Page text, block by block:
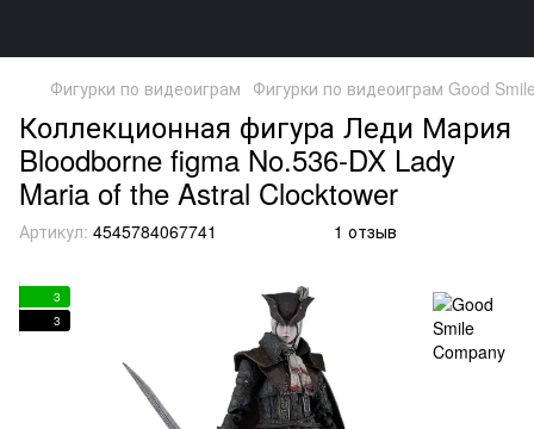
Фигурки по видеоиграм Фигурки по видеоиграм Good
Коллекционная фигура Леди Мария
Bloodborne figma No.536-DX Lady
Maria of the Astral Clocktower
Артикул: 4545784067741 1 отзыв
3
3